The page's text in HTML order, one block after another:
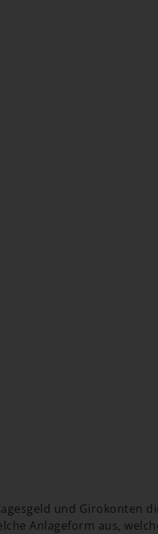
und Girokonten
Anlageform aus,